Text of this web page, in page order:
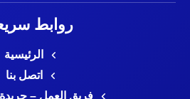
روابط
الرئيسية
اتصل بنا
فريق العمل – جريدة